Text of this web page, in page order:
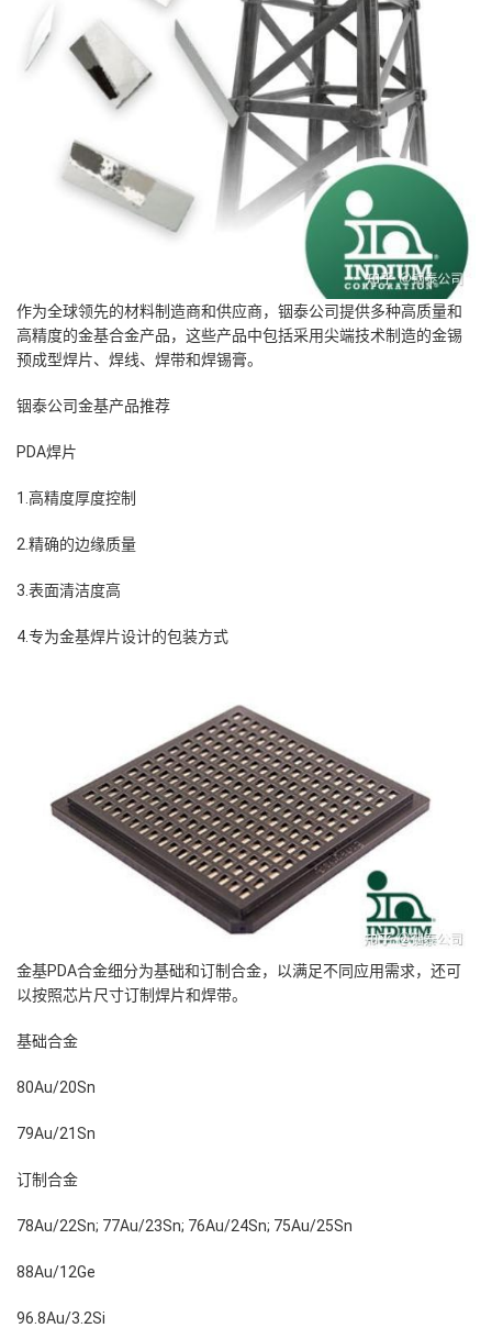
作为全球领先的材料制造商和供应商，铟泰公司提供多种高质量和
高精度的金基合金产品，这些产品中包括采用尖端技术制造的金锡
预成型焊片、焊线、焊带和焊锡膏。
铟泰公司金基产品推荐
PDA焊片
1.高精度厚度控制
2.精确的边缘质量
3.表面清洁度高
4.专为金基焊片设计的包装方式
金基PDA合金细分为基础和订制合金，以满足不同应用需求，还可
以按照芯片尺寸订制焊片和焊带。
基础合金
80Au/20Sn
79Au/21Sn
订制合金
78Au/22Sn; 77Au/23Sn; 76Au/24Sn; 75Au/25Sn
88Au/12Ge
96.8Au/3.2Si